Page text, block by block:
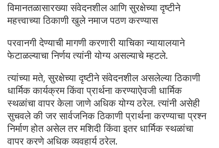
विमानतळासारख्या संवेदनशील आणि सुरक्षेच्या दृष्टीने
महत्त्वाच्या ठिकाणी खुले नमाज पठण करण्यास
परवानगी देण्याची मागणी करणारी याचिका न्यायालयाने
फेटाळल्याचा निर्णय त्यांनी योग्य असल्याचे म्हटले.
त्यांच्या मते, सुरक्षेच्या दृष्टीने संवेदनशील असलेल्या ठिकाणी
धार्मिक कार्यक्रम किंवा प्रार्थना करण्याऐवजी धार्मिक
स्थळांचा वापर केला जाणे अधिक योग्य ठरेल. त्यांनी असेही
सुचवले की जर सार्वजनिक ठिकाणी प्रार्थना करण्याचा प्रश्न
निर्माण होत असेल तर मशिदी किंवा इतर धार्मिक स्थळांचा
वापर करणे अधिक व्यवहार्य ठरेल.